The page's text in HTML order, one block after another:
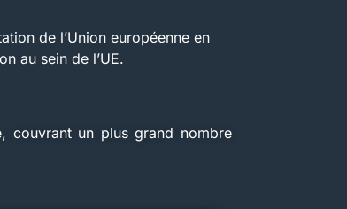
de l’Union européenne en
au sein de l’UE.
couvrant un plus grand nombre